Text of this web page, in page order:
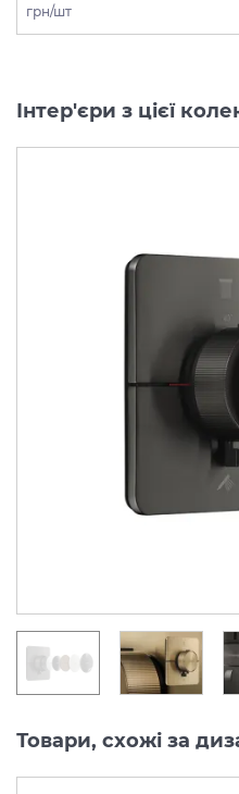
грн/шт
Інтер'єри з цієї
Перемикач AXOR
ShowerSelect ID
Товари, схожі за